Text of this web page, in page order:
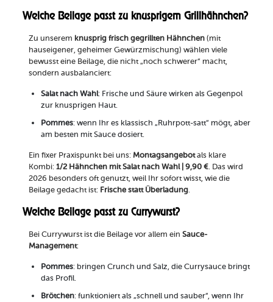
Welche Beilage passt zu knusprigem Grillhähnchen?
Zu unserem knusprig frisch gegrillten Hähnchen(mit
hauseigener, geheimer Gewürzmischung) wählen viele
bewusst eine Beilage, die nicht „noch schwerer“ macht,
sondern ausbalanciert:
Salat nach Wahl: Frische und Säure wirken als Gegenpol
zur knusprigen Haut.
Pommes: wenn Ihr es klassisch „Ruhrpott-satt“ mögt, aber
am besten mit Sauce dosiert.
Ein fixer Praxispunkt bei uns: Montagsangebotals klare
Kombi: 1/2 Hähnchen mit Salat nach Wahl | 9,90 €. Das wird
2026 besonders oft genutzt, weil Ihr sofort wisst, wie die
Beilage gedacht ist: Frische statt Überladung.
Welche Beilage passt zu Currywurst?
Bei Currywurst ist die Beilage vor allem ein Sauce-
Management:
Pommes: bringen Crunch und Salz, die Currysauce bringt
das Profil.
Brötchen: funktioniert als „schnell und sauber“, wenn Ihr